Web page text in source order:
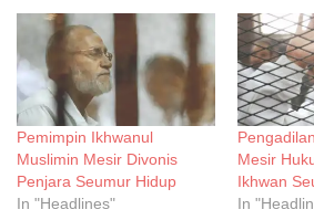
Pemimpin Ikhwanul
Muslimin Mesir Divonis
Penjara Seumur Hidup
In "Headlines"
Mesir
Ikhwan
In